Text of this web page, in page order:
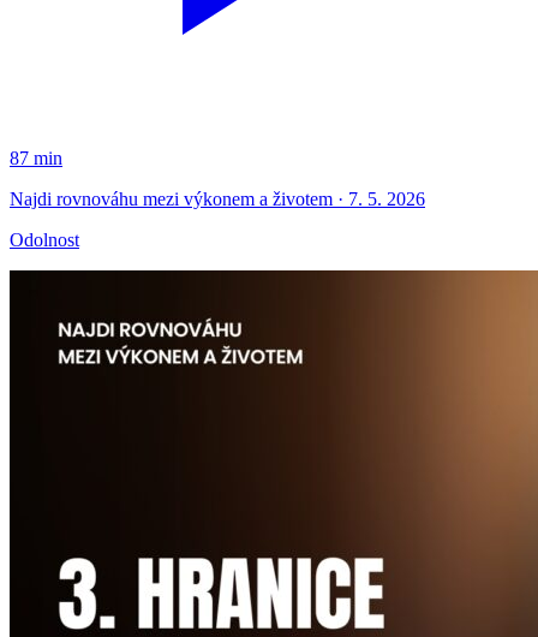
87 min
Najdi rovnováhu mezi výkonem a životem · 7. 5. 2026
Odolnost